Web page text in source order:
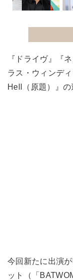
『ドライヴ』『
ラス・ウィンデ
Hell（原題）』の
今回新たに出演
ット（「